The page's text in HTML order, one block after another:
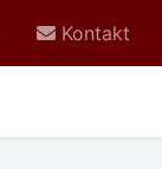
Kontakt